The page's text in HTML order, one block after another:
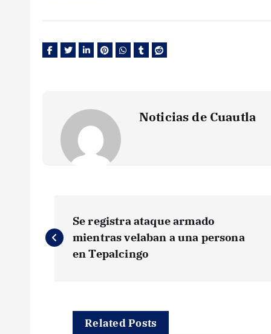
Noticias de Cuautla
a
Se registra ataque armado
mientras velaban a una persona
en Tepalcingo
Related Posts